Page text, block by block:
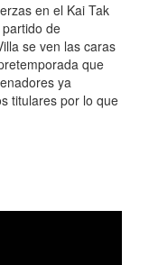
en el Kai Tak
de
se ven las caras
que
ya
titulares por lo que